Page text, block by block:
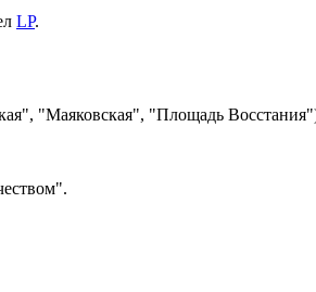
LP.
"Маяковская", "Площадь